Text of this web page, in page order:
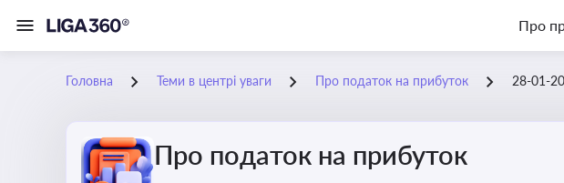
Про
Головна Теми в центрі уваги Про податок на прибуток 28-01-
Про податок на прибуток